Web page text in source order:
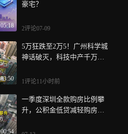
05:18
豪宅？
2评论07-09
03:50
5万狂跌至2万5！广州科学城
神话破灭，科技中产千万家
1评论11小时前
00:54
一季度深圳全款购房比例攀
升，公积金低贷减轻购房压